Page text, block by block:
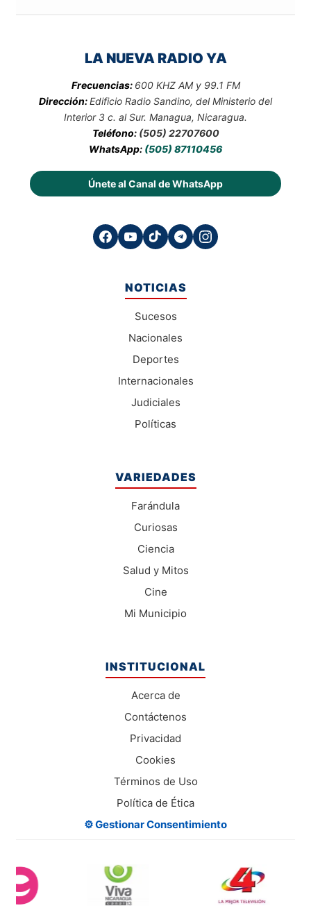
LA NUEVA RADIO YA
Frecuencias: 600 KHZ AM y 99.1 FM
Dirección:Edificio Radio Sandino, del Ministerio del
Interior 3 c. al Sur. Managua, Nicaragua.
Teléfono: (505) 22707600
WhatsApp: (505) 87110456
Únete al Canal de WhatsApp
NOTICIAS
Sucesos
Nacionales
Deportes
Internacionales
Judiciales
Políticas
VARIEDADES
Farándula
Curiosas
Ciencia
Salud y Mitos
Cine
Mi Municipio
INSTITUCIONAL
Acerca de
Contáctenos
Privacidad
Cookies
Términos de Uso
Política de Ética
⚙️ Gestionar Consentimiento